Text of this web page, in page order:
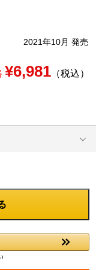
2021年10月 発売
¥6,981（税込）